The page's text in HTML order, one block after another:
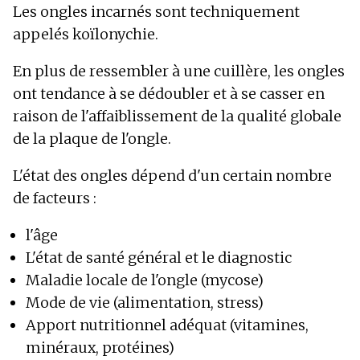
Les ongles incarnés sont techniquement
appelés koïlonychie.
En plus de ressembler à une cuillère, les ongles
ont tendance à se dédoubler et à se casser en
raison de l'affaiblissement de la qualité globale
de la plaque de l'ongle.
L'état des ongles dépend d'un certain nombre
de facteurs :
l'âge
L'état de santé général et le diagnostic
Maladie locale de l'ongle (mycose)
Mode de vie (alimentation, stress)
Apport nutritionnel adéquat (vitamines,
minéraux, protéines)